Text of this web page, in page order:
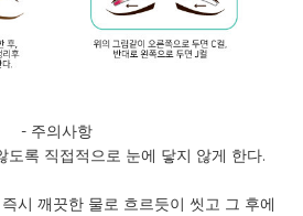
- 주의사항
도록 직접적으로 눈에 닿지 않게 한다.
즉시 깨끗한 물로 흐르듯이 씻고 그 후에